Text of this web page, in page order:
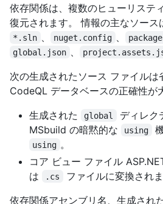
依存関係は、複数のヒューリステ
復元されます。 情報の主なソース
*.sln nuget.config
global.json
次の生成されたソース ファイルは
CodeQL データベースの正確性が
生成された
global
ディレク
MSbuild の暗黙的な
using
using 。
コア ビュー ファイル ASP.NET
は
.cs
ファイルに変換されま
依存関係アセンブリ名、生成され